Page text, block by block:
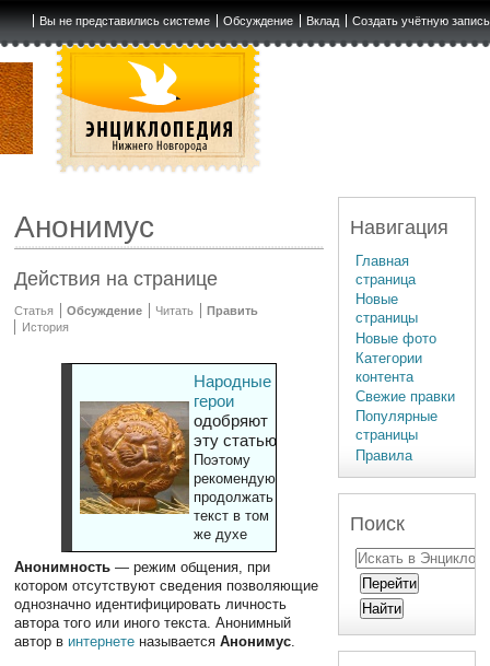
Вы не представились системе Обсуждение Вклад Создать учётную запись
Анонимус
Действия на странице
Статья Обсуждение Читать
Править
История
Народные
герои
одобряют
эту статью
Поэтому
рекомендуют
продолжать
текст в том
же духе
Анонимность — режим общения, при
котором отсутствуют сведения позволяющие
однозначно идентифицировать личность
автора того или иного текста. Анонимный
автор в интернете называетсяАнонимус.
Навигация
Главная
страница
Новые
страницы
Новые фото
Категории
контента
Свежие правки
Популярные
страницы
Правила
Поиск